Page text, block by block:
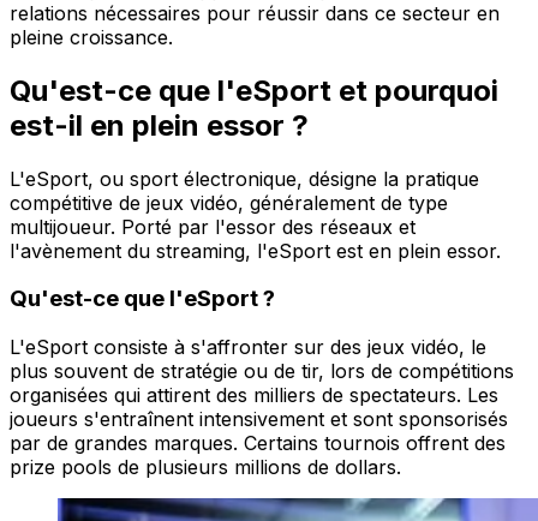
relations nécessaires pour réussir dans ce secteur en
pleine croissance.
Qu'est-ce que l'eSport et pourquoi
est-il en plein essor ?
L'eSport, ou sport électronique, désigne la pratique
compétitive de jeux vidéo, généralement de type
multijoueur. Porté par l'essor des réseaux et
l'avènement du streaming, l'eSport est en plein essor.
Qu'est-ce que l'eSport ?
L'eSport consiste à s'affronter sur des jeux vidéo, le
plus souvent de stratégie ou de tir, lors de compétitions
organisées qui attirent des milliers de spectateurs. Les
joueurs s'entraînent intensivement et sont sponsorisés
par de grandes marques. Certains tournois offrent des
prize pools de plusieurs millions de dollars.